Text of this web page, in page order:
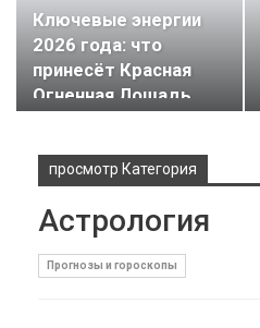
Ключевые энергии
2026 года: что
принесёт Красная
Огненная Лошадь
просмотр Категория
Астрология
Прогнозы и гороскопы